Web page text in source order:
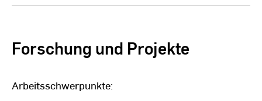
Forschung und Projekte
Arbeitsschwerpunkte: